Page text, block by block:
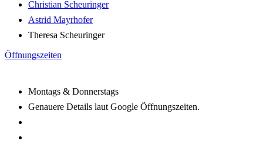
Christian Scheuringer
Astrid Mayrhofer
Theresa Scheuringer
Öffnungszeiten
Montags & Donnerstags
Genauere Details laut Google Öffnungszeiten.